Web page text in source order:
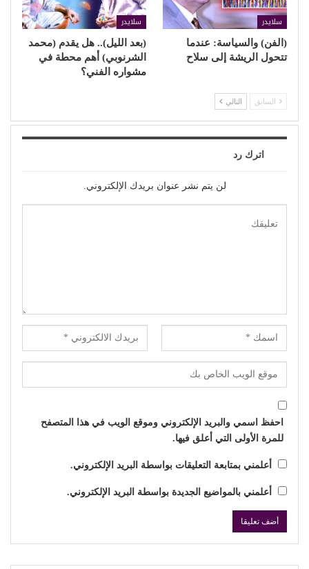
سلايدر
(الفن) والسياسة: عندما
تتحول الريشة إلى سلاح
سلايدر
(بعد الليل).. هل يقدم (محمد
الشرنوبي) أهم محطة في
مشواره الفني؟
السابق التالي
اترك رد
لن يتم نشر عنوان بريدك الإلكتروني.
احفظ اسمي والبريد الإلكتروني وموقع الويب في هذا المتصفح
للمرة الأولى التي أعلق فيها.
أعلمني بمتابعة التعليقات بواسطة البريد الإلكتروني.
أعلمني بالمواضيع الجديدة بواسطة البريد الإلكتروني.